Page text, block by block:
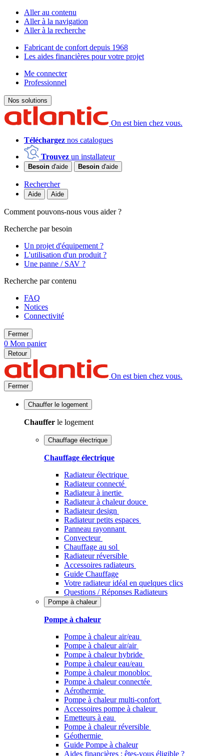
Aller au contenu
Aller à la navigation
Aller à la recherche
Fabricant de confort depuis 1968
Les aides financières pour votre projet
Me connecter
Professionnel
Nos solutions
On est bien chez vous.
Téléchargez nos catalogues
Trouvez un installateur
Besoin d'aide Besoin d'aide
Rechercher
Aide Aide
Comment pouvons-nous vous aider ?
Recherche par besoin
Un projet d'équipement ?
L'utilisation d'un produit ?
Une panne / SAV ?
Recherche par contenu
FAQ
Notices
Connectivité
Fermer
0 Mon panier
Retour
On est bien chez vous.
Fermer
Chauffer le logement
Chauffer le logement
Chauffage électrique
Chauffage électrique
Radiateur électrique
Radiateur connecté
Radiateur à inertie
Radiateur à chaleur douce
Radiateur design
Radiateur petits espaces
Panneau rayonnant
Convecteur
Chauffage au sol
Radiateur réversible
Accessoires radiateurs
Guide Chauffage
Votre radiateur idéal en quelques clics
Questions / Réponses Radiateurs
Pompe à chaleur
Pompe à chaleur
Pompe à chaleur air/eau
Pompe à chaleur air/air
Pompe à chaleur hybride
Pompe à chaleur​ eau/eau
Pompe à chaleur monobloc
Pompe à chaleur connectée
Aérothermie
Pompe à chaleur multi-confort
Accessoires pompe à chaleur
Emetteurs à eau
Pompe à chaleur réversible
Géothermie
Guide Pompe à chaleur
Aides financières : êtes-vous éligible ?